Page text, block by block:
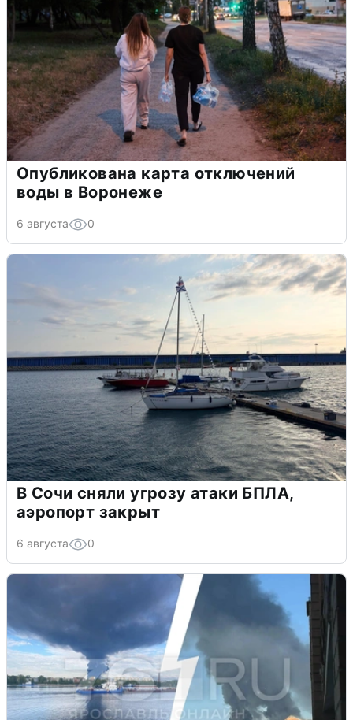
Опубликована карта отключений
воды в Воронеже
6 августа 0
В Сочи сняли угрозу атаки БПЛА,
аэропорт закрыт
6 августа 0